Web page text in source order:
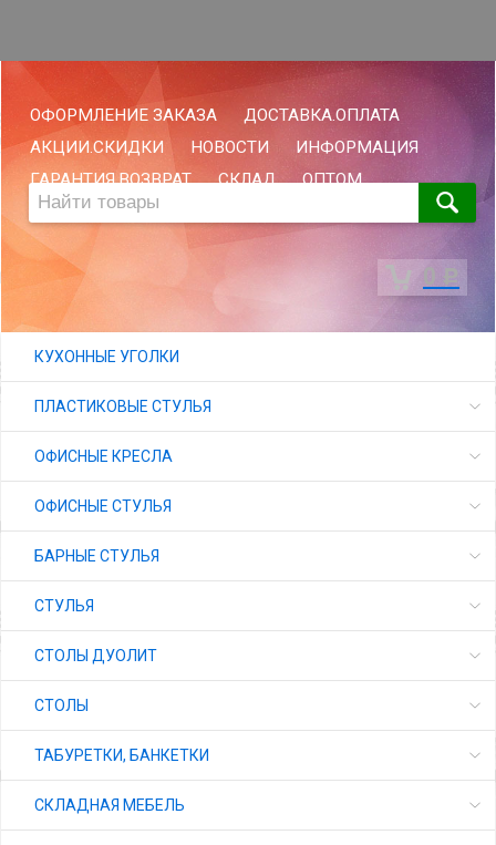
ОФОРМЛЕНИЕ ЗАКАЗА
ДОСТАВКА.ОПЛАТА
АКЦИИ.СКИДКИ
НОВОСТИ
ИНФОРМАЦИЯ
ГАРАНТИЯ.ВОЗВРАТ
СКЛАД ОПТОМ
0
КУХОННЫЕ УГОЛКИ
ПЛАСТИКОВЫЕ СТУЛЬЯ
ОФИСНЫЕ КРЕСЛА
ОФИСНЫЕ СТУЛЬЯ
БАРНЫЕ СТУЛЬЯ
СТУЛЬЯ
СТОЛЫ ДУОЛИТ
СТОЛЫ
ТАБУРЕТКИ, БАНКЕТКИ
СКЛАДНАЯ МЕБЕЛЬ